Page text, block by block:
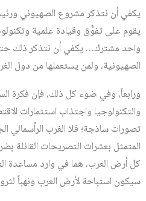
يكفي أن نتذكر مشروع الصهيوني
يقوم على تفوُّق وقيادة علمية
واحد مشترك… يكفي أن نتذكر ذلك
الصهيونية، ولمن يستعملها من دول
ورابعاً، وفي ضوء كل ذلك، فإن فكرة
والتكنولوجيا واجتذاب استثمارات
تصورات ساذجة؛ فلا الغرب الرأسمالي
المتمثل بعشرات التصريحات
كل أرض العرب، هما في وارد مساعدة
سيكون استباحة لأرض العرب ونهباً